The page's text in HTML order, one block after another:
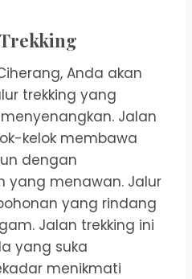
Anda akan
trekking yang
Jalan
kelok membawa
dengan
yang menawan. Jalur
yang rindang
Jalan trekking ini
yang suka
menikmati